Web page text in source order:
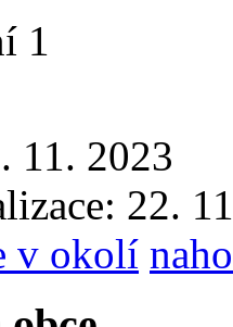
1
11. 2023
22.
v okolí